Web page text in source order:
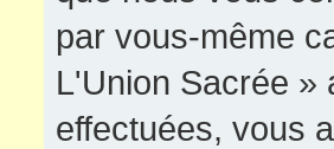
par vous-même
L'Union Sacrée »
effectuées, vous